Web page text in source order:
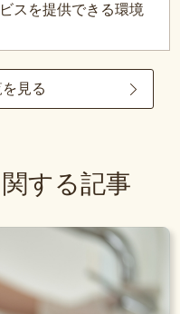
スを提供できる環境
見る
する記事